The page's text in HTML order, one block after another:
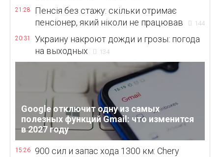
21:28
Пенсія без стажу: скільки отримає
пенсіонер, який ніколи не працював
144
20:31
Украину накроют дожди и грозы: погода
на выходных
134
Google отключит одну из самых
полезных функций Gmail: что изменится
в 2027 году
15:26
900 сил и запас хода 1300 км: Chery